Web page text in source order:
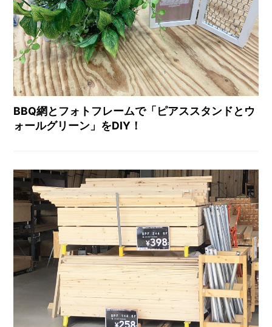
BBQ網とフォトフレームで「ピアススタンドとウ
ォールグリーン」をDIY！